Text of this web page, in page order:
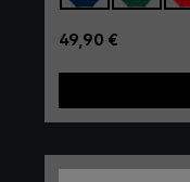
widerstandfähig
Faltschirm durch
sein geringes
Wird der
verstaut man ihn
Tasche. Alternativ
befestigt werden.
Regulärer Preis:
49,90 €